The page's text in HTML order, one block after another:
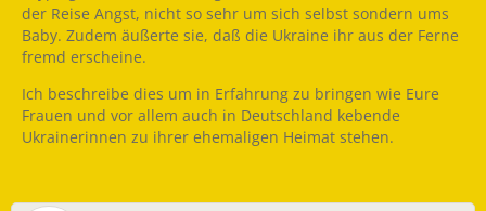
der Reise Angst, nicht so sehr um sich selbst sondern ums
Baby. Zudem äußerte sie, daß die Ukraine ihr aus der Ferne
fremd erscheine.
Ich beschreibe dies um in Erfahrung zu bringen wie Eure
Frauen und vor allem auch in Deutschland kebende
Ukrainerinnen zu ihrer ehemaligen Heimat stehen.